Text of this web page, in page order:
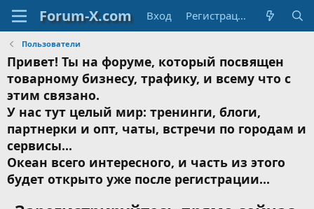
Вход Регистрация
Пользователи
Привет! Ты на форуме, который посвящен
товарному бизнесу, трафику, и всему что с
этим связано.
У нас тут целый мир: тренинги, блоги,
партнерки и опт, чаты, встречи по городам и
сервисы...
Океан всего интересного, и часть из этого
будет открыто уже после регистрации...